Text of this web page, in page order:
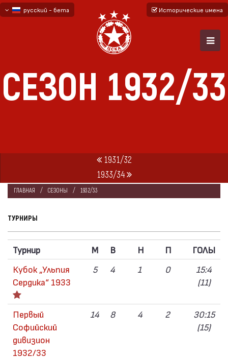
русский - бета
Исторические имена
СЕЗОН 1932/33
1931/32
1933/34
ГЛАВНАЯ СЕЗОНЫ 1932/33
ТУРНИРЫ
Турнир M В Н П
ГОЛЫ
Кубок „Ульпия
Сердика“ 1933
5 4 1 0
15:4
(11)
Первый
Софийский
дивизион
1932/33
14 8 4 2
30:15
(15)